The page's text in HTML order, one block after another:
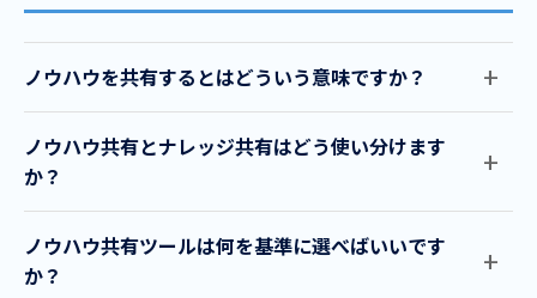
ノウハウを共有するとはどういう意味ですか？
ノウハウ共有とナレッジ共有はどう使い分けます
か？
ノウハウ共有ツールは何を基準に選べばいいです
か？